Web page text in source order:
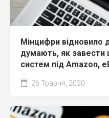
Мінцифри відновило
думають, як завести
систем під Amazon,
26 Травня, 2020